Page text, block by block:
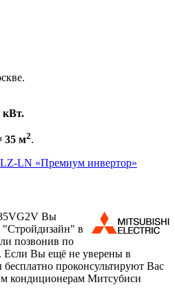
кВт.
35 м2.
LN «Премиум инвертор»
Вы
"Стройдизайн" в
позвонив по
. Если Вы ещё не уверены в
проконсультируют Вас
кондиционерам Митсубиси